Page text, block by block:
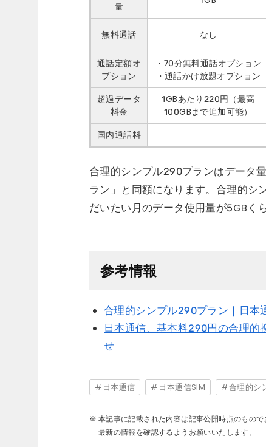
量
無料通話 なし
通話定額オ
プション
・70分無料通話オプション
・通話かけ放題オプション
超過データ
料金
1GBあたり220円（最高
100GBまで追加可能）
国内通話料
合理的シンプル290プランはデータ
ラン」と同額になります。合理的シ
だいたい月のデータ使用量が5GBく
参考情報
合理的シンプル290プラン｜日本
日本通信、基本料290円の合理的
せ
日本通信 日本通信SIM 合理的シ
本記事に記載された内容は記事公開時点のもの
最新の情報を確認するようお願いいたします。